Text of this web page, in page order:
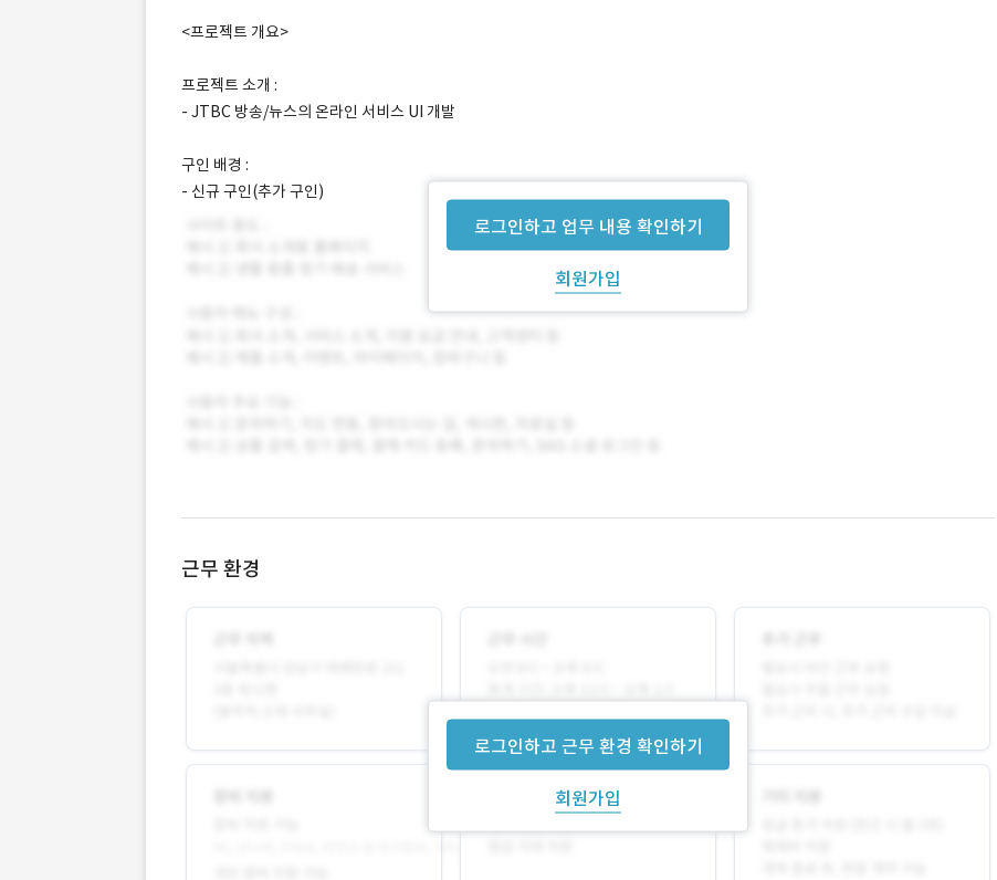
로그인하고 업무 내용 확인하기
회원가입
<프로젝트 개요>
프로젝트 소개 :
- JTBC 방송/뉴스의 온라인 서비스 UI 개발
구인 배경 :
- 신규 구인(추가 구인)
근무 환경
로그인하고 근무 환경 확인하기
회원가입